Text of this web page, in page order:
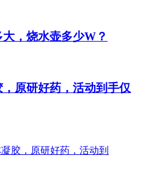
，烧水壶多少W？
原研好药，活动到手仅